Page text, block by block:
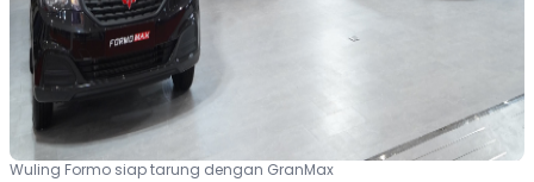
Wuling Formo siap tarung dengan GranMax